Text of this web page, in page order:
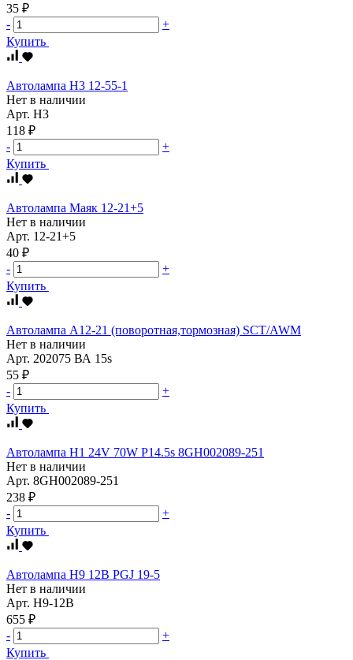
35 ₽
-
+
Купить
Автолампа Н3 12-55-1
Нет в наличии
Арт. Н3
118 ₽
-
+
Купить
Автолампа Маяк 12-21+5
Нет в наличии
Арт. 12-21+5
40 ₽
-
+
Купить
Автолампа А12-21 (поворотная,тормозная) SCT/AWM
Нет в наличии
Арт. 202075 ВА 15s
55 ₽
-
+
Купить
Автолампа Н1 24V 70W Р14.5s 8GH002089-251
Нет в наличии
Арт. 8GH002089-251
238 ₽
-
+
Купить
Автолампа Н9 12В PGJ 19-5
Нет в наличии
Арт. Н9-12В
655 ₽
-
+
Купить